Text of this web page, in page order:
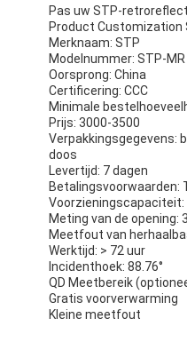
Retro
Weg die Diktemaat
Draagbare
Handbediende
Retro Weerspiegelende
Fiets Weerspiegelende
Weerspiegelende
Auto Weerspiegelende
Pas uw STP-
Product Customization
Merknaam: STP
Modelnummer: STP-MR
Oorsprong: China
Certificering: CCC
Minimale
Prijs: 3000-3500
Verpakkingsgegevens:
doos
Levertijd: 7 dagen
Betalingsvoorwaarden:
Voorzieningscapaciteit:
Meting van de opening:
Meetfout van
Werktijd: > 72 uur
Incidenthoek: 88.76°
QD Meetbereik
Gratis voorverwarming
Kleine meetfout